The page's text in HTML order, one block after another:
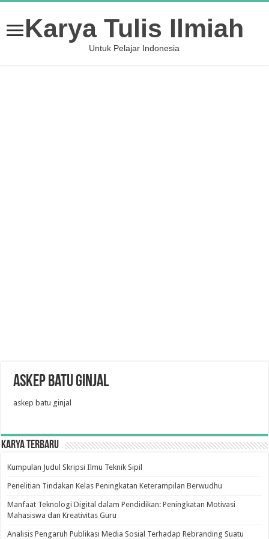
Karya Tulis Ilmiah
Untuk Pelajar Indonesia
askep batu ginjal
askep batu ginjal
Karya Terbaru
Kumpulan Judul Skripsi Ilmu Teknik Sipil
Penelitian Tindakan Kelas Peningkatan Keterampilan Berwudhu
Manfaat Teknologi Digital dalam Pendidikan: Peningkatan Motivasi
Mahasiswa dan Kreativitas Guru
Analisis Pengaruh Publikasi Media Sosial Terhadap Rebranding Suatu